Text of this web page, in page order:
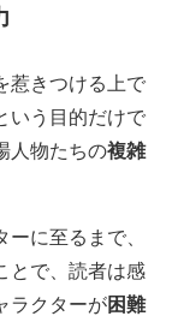
惹きつける上で
いう目的だけで
人物たちの複雑
に至るまで、
とで、読者は感
ラクターが困難